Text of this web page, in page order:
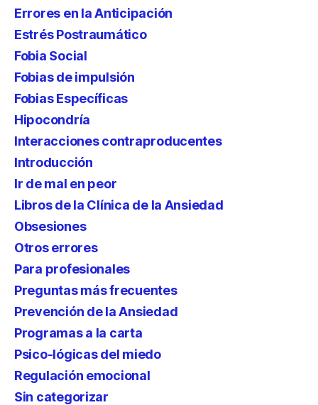
Errores en la Anticipación
Estrés Postraumático
Fobia Social
Fobias de impulsión
Fobias Específicas
Hipocondría
Interacciones contraproducentes
Introducción
Ir de mal en peor
Libros de la Clínica de la Ansiedad
Obsesiones
Otros errores
Para profesionales
Preguntas más frecuentes
Prevención de la Ansiedad
Programas a la carta
Psico-lógicas del miedo
Regulación emocional
Sin categorizar